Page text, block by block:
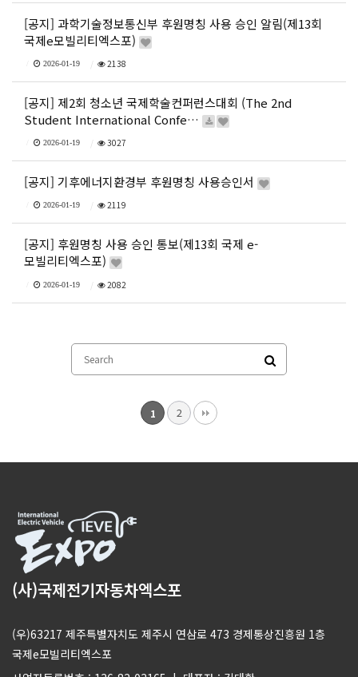
[공지] 과학기술정보통신부 후원명칭 사용 승인 알림(제13회
국제e모빌리티엑스포)
2026-01-19 2138
[공지] 제2회 청소년 국제학술컨퍼런스대회 (The 2nd
Student International Confe…
2026-01-19 3027
[공지] 기후에너지환경부 후원명칭 사용승인서
2026-01-19 2119
[공지] 후원명칭 사용 승인 통보(제13회 국제 e-
모빌리티엑스포)
2026-01-19 2082
1 2
(사)국제전기자동차엑스포
(우)63217 제주특별자치도 제주시 연삼로 473 경제통상진흥원 1층
국제e모빌리티엑스포